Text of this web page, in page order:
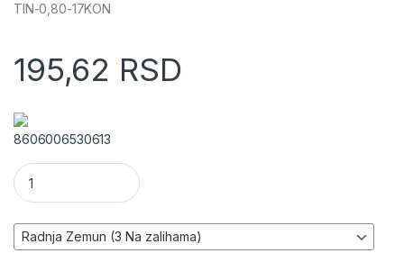
TIN-0,80-17KON
195,62 RSD
8606006530613
Tinol za lemljenje količina